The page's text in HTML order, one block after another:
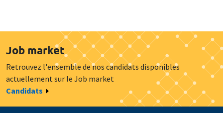
Job market
Retrouvez l'ensemble de nos candidats disponibles
actuellement sur le Job market
Candidats